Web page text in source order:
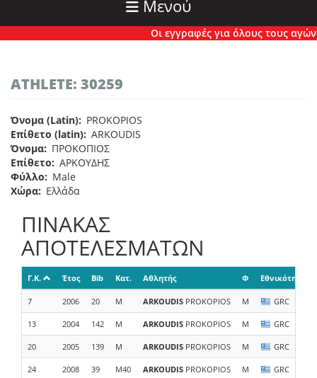
Μενού
Οι εγγραφές για όλους τους
ATHLETE: 30259
Όνομα (Latin)
PROKOPIOS
Επίθετο (latin) ARKOUDIS
Όνομα
ΠΡΟΚΟΠΙΟΣ
Επίθετο
ΑΡΚΟΥΔΗΣ
Φύλλο
Male
Χώρα
Ελλάδα
ΠΙΝΑΚΑΣ
ΑΠΟΤΕΛΕΣΜΑΤΩΝ
Γ.Κ. Έτος Bib Κατ. Αθλητής Φ Εθνικότητα
7 2006 20 M ARKOUDIS PROKOPIOS M GRC
13 2004 142 M ARKOUDIS PROKOPIOS M GRC
20 2005 139 M ARKOUDIS PROKOPIOS M GRC
24 2008 39 M40 ARKOUDIS PROKOPIOS M GRC